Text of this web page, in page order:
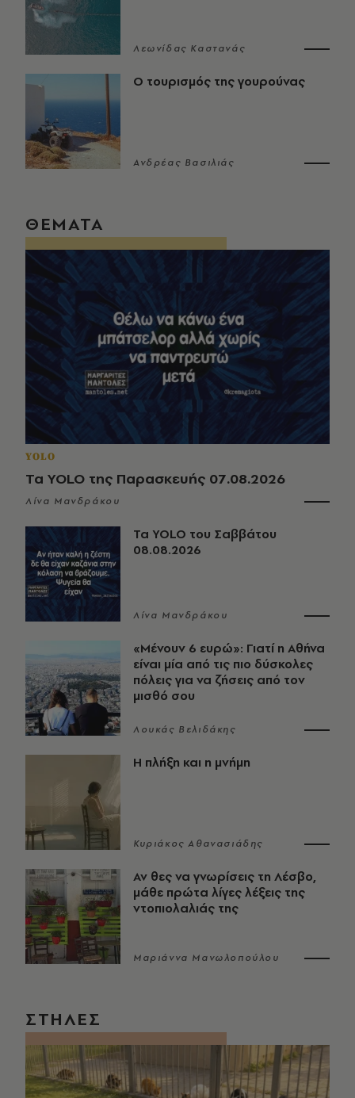
Λεωνίδας Καστανάς
Ο τουρισμός της γουρούνας
Ανδρέας Βασιλιάς
ΘΕΜΑΤΑ
YOLO
Τα YOLO της Παρασκευής 07.08.2026
Λίνα Μανδράκου
Τα YOLO του Σαββάτου
08.08.2026
Λίνα Μανδράκου
«Μένουν 6 ευρώ»: Γιατί η Αθήνα
είναι μία από τις πιο δύσκολες
πόλεις για να ζήσεις από τον
μισθό σου
Λουκάς Βελιδάκης
Η πλήξη και η μνήμη
Κυριάκος Αθανασιάδης
Αν θες να γνωρίσεις τη Λέσβο,
μάθε πρώτα λίγες λέξεις της
ντοπιολαλιάς της
Μαριάννα Μανωλοπούλου
ΣΤΗΛΕΣ